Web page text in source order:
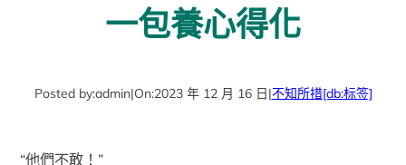
一包養心得化
Posted by:admin|On:2023 年 12 月 16 日|不知所措[db:标签]
“他們不敢！”